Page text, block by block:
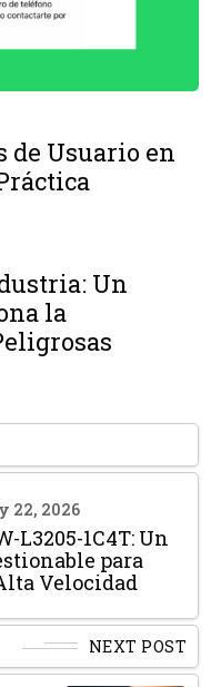
de Usuario en
Un
la
22, 2026
L3205-1C4T: Un
para
Velocidad
NEXT POST